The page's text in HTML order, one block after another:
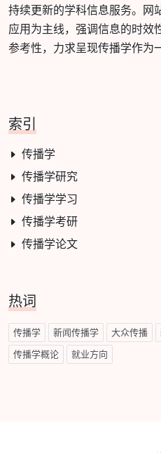
持续更新的学科信息服务。网
应用为主线，强调信息的时效
参考性，力求呈现传播学作为
索引
传播学
传播学研究
传播学学习
传播学考研
传播学论文
热词
传播学 新闻传播学 大众传播
传播学概论 就业方向